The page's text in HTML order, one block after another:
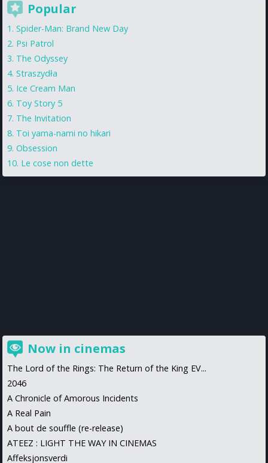
Popular
Spider-Man: Brand New Day
Psi Patrol
The Odyssey
Straszydła
Ice Cream Man
Toy Story 5
The Invitation
Toi yama-nami no hikari
Obsession
Le cose non dette
Now in cinemas
The Lord of the Rings: The Return of the King EV...
2046
A Chronicle of Amorous Incidents
A Real Pain
A bout de souffle (re-release)
ATEEZ : LIGHT THE WAY IN CINEMAS
Affeksjonsverdi